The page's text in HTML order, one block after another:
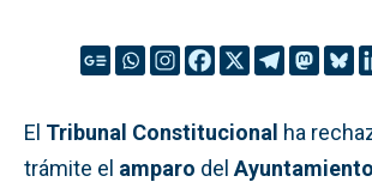
El Tribunal Constitucional ha
trámite el amparo del